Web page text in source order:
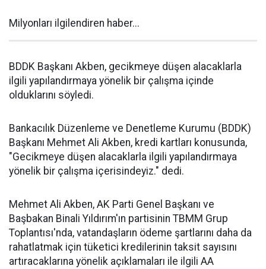
Milyonları ilgilendiren haber...
BDDK Başkanı Akben, gecikmeye düşen alacaklarla
ilgili yapılandırmaya yönelik bir çalışma içinde
olduklarını söyledi.
Bankacılık Düzenleme ve Denetleme Kurumu (BDDK)
Başkanı Mehmet Ali Akben, kredi kartları konusunda,
"Gecikmeye düşen alacaklarla ilgili yapılandırmaya
yönelik bir çalışma içerisindeyiz." dedi.
Mehmet Ali Akben, AK Parti Genel Başkanı ve
Başbakan Binali Yıldırım'ın partisinin TBMM Grup
Toplantısı'nda, vatandaşların ödeme şartlarını daha da
rahatlatmak için tüketici kredilerinin taksit sayısını
artıracaklarına yönelik açıklamaları ile ilgili AA